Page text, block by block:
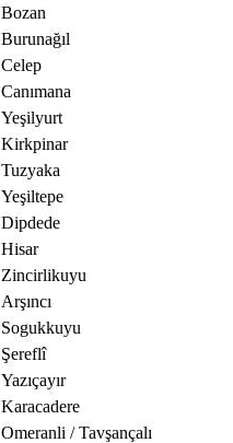
Bozan
Burunağıl
Celep
Canımana
Yeşilyurt
Kirkpinar
Tuzyaka
Yeşiltepe
Dipdede
Hisar
Zincirlikuyu
Arşıncı
Sogukkuyu
Şereflî
Yazıçayır
Karacadere
Omeranli / Tavşançalı